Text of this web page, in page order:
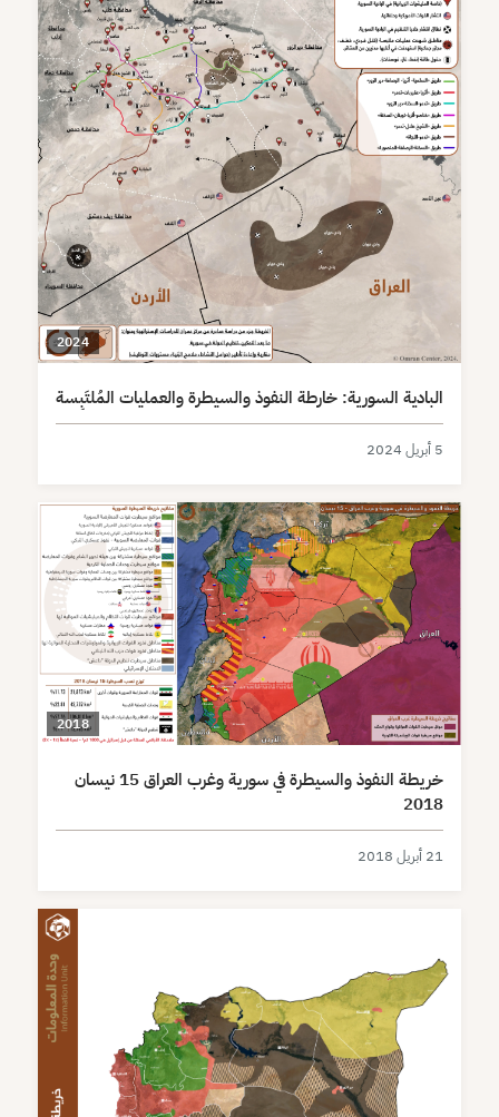
2024
البادية السورية: خارطة النفوذ والسيطرة والعمليات المُلتَبِسة
5 أبريل 2024
2018
خريطة النفوذ والسيطرة في سورية وغرب العراق 15 نيسان
2018
21 أبريل 2018